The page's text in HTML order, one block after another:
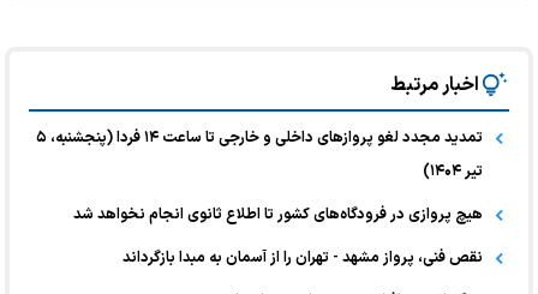
اخبار مرتبط
تمدید مجدد لغو پرواز‌های داخلی و خارجی تا ساعت ۱۴ فردا (پنجشنبه، ۵
تیر ۱۴۰۴)
هیچ پروازی در فرودگاه‌های کشور تا اطلاع ثانوی انجام نخواهد شد
نقص فنی، پرواز مشهد - تهران را از آسمان به مبدا بازگرداند